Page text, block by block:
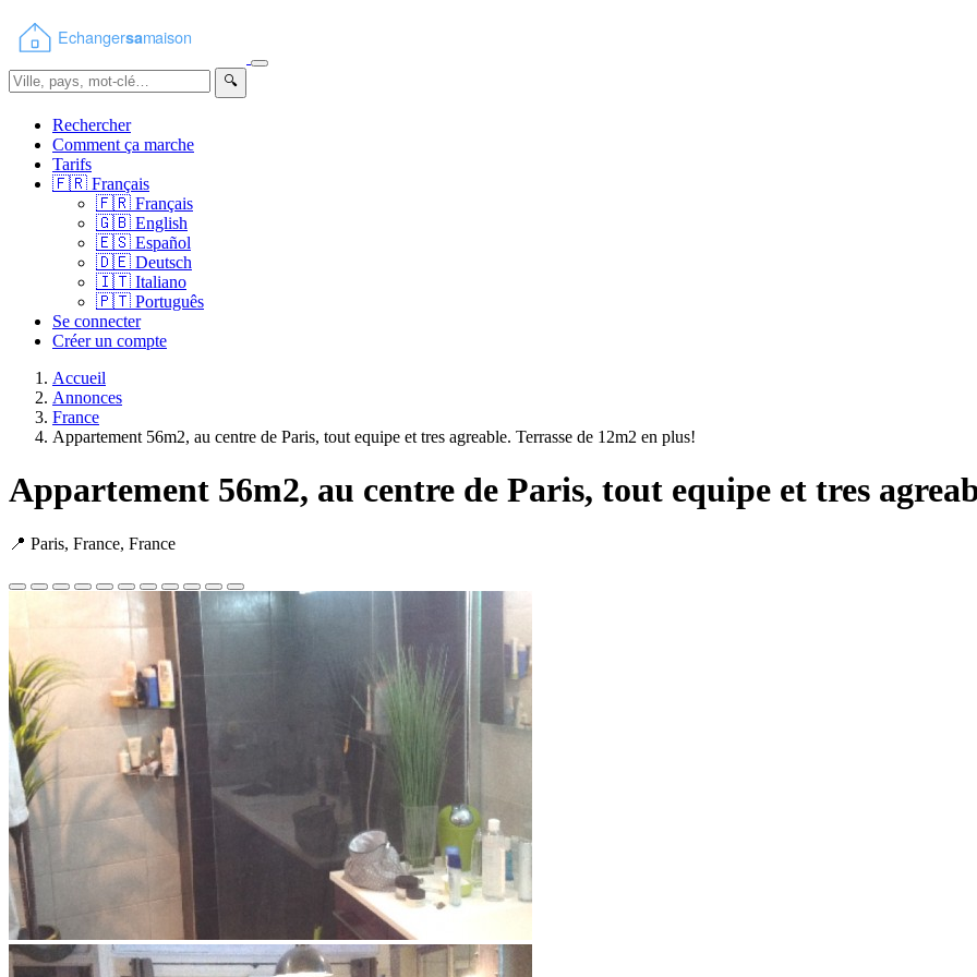
🔍
Rechercher
Comment ça marche
Tarifs
🇫🇷 Français
🇫🇷 Français
🇬🇧 English
🇪🇸 Español
🇩🇪 Deutsch
🇮🇹 Italiano
🇵🇹 Português
Se connecter
Créer un compte
Accueil
Annonces
France
Appartement 56m2, au centre de Paris, tout equipe et tres agreable. Terrasse de 12m2 en plus!
Appartement 56m2, au centre de Paris, tout equipe et tres
📍 Paris, France, France